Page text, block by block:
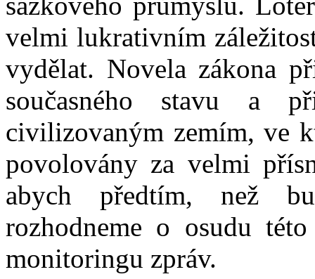
velmi lukrativním
vydělat. Novela zákona
současného stavu a
civilizovaným zemím, ve
povolovány za velmi
abych předtím, než
rozhodneme o osudu
monitoringu zpráv.